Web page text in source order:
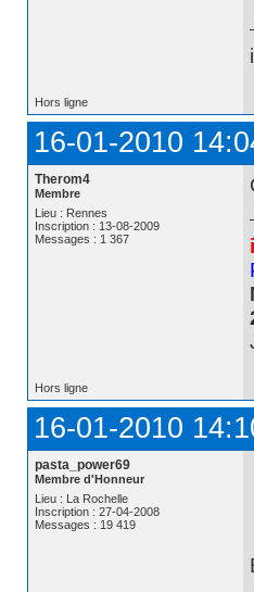
Hors ligne
16-01-2010
Therom4
Membre
Lieu : Rennes
Inscription : 13-08-2009
Messages : 1 367
Hors ligne
16-01-2010
pasta_power69
Membre d'Honneur
Lieu : La Rochelle
Inscription : 27-04-2008
Messages : 19 419